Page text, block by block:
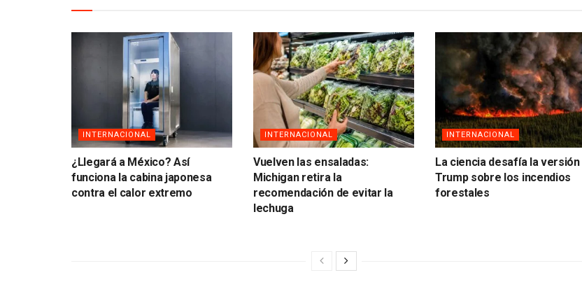
INTERNACIONAL
¿Llegará a México? Así
funciona la cabina japonesa
contra el calor extremo
INTERNACIONAL
Vuelven las ensaladas:
Michigan retira la
recomendación de evitar la
lechuga
INTERNACIONAL
La ciencia desafía la versión
Trump sobre los incendios
forestales